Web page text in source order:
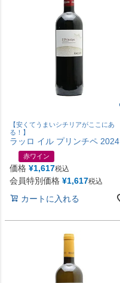
【安くてうまいシチリアがここにあ
る！】
ラッロ イル プリンチペ 2024
赤ワイン
価格 ¥1,617税込
会員特別価格 ¥1,617税込
カートに入れる